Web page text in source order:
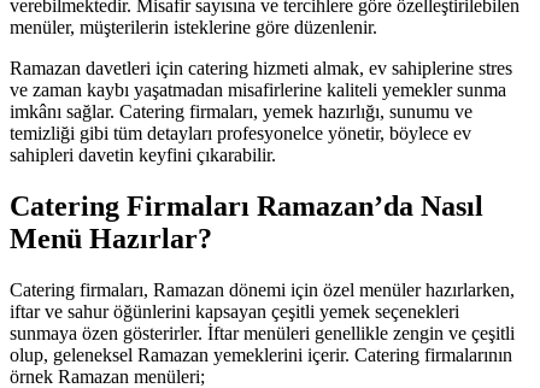
verebilmektedir. Misafir sayısına ve tercihlere göre özelleştirilebilen
menüler, müşterilerin isteklerine göre düzenlenir.
Ramazan davetleri için catering hizmeti almak, ev sahiplerine stres
ve zaman kaybı yaşatmadan misafirlerine kaliteli yemekler sunma
imkânı sağlar. Catering firmaları, yemek hazırlığı, sunumu ve
temizliği gibi tüm detayları profesyonelce yönetir, böylece ev
sahipleri davetin keyfini çıkarabilir.
Catering Firmaları Ramazan’da Nasıl
Menü Hazırlar?
Catering firmaları, Ramazan dönemi için özel menüler hazırlarken,
iftar ve sahur öğünlerini kapsayan çeşitli yemek seçenekleri
sunmaya özen gösterirler. İftar menüleri genellikle zengin ve çeşitli
olup, geleneksel Ramazan yemeklerini içerir. Catering firmalarının
örnek Ramazan menüleri;